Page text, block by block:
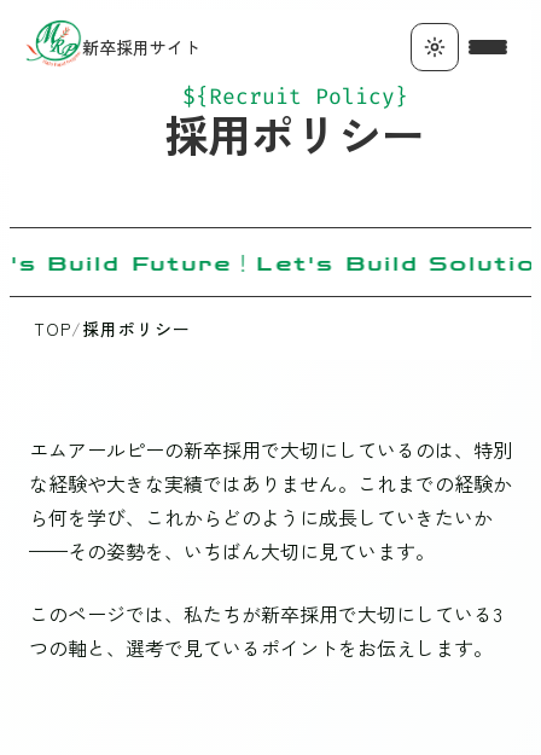
新卒採用サイト
${Recruit Policy}
採用ポリシー
Build Future！Let's Build
TOP/採用ポリシー
エムアールピーの新卒採用で大切にしているのは、特別
な経験や大きな実績ではありません。これまでの経験か
ら何を学び、これからどのように成長していきたいか
——その姿勢を、いちばん大切に見ています。
このページでは、私たちが新卒採用で大切にしている3
つの軸と、選考で見ているポイントをお伝えします。